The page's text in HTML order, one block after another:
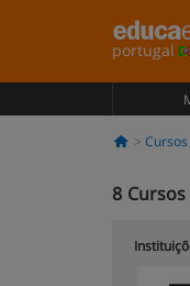
portugal
Cursos
8